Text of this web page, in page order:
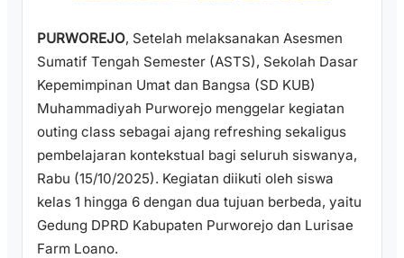
PURWOREJO, Setelah melaksanakan Asesmen
Sumatif Tengah Semester (ASTS), Sekolah Dasar
Kepemimpinan Umat dan Bangsa (SD KUB)
Muhammadiyah Purworejo menggelar kegiatan
outing class sebagai ajang refreshing sekaligus
pembelajaran kontekstual bagi seluruh siswanya,
Rabu (15/10/2025). Kegiatan diikuti oleh siswa
kelas 1 hingga 6 dengan dua tujuan berbeda, yaitu
Gedung DPRD Kabupaten Purworejo dan Lurisae
Farm Loano.